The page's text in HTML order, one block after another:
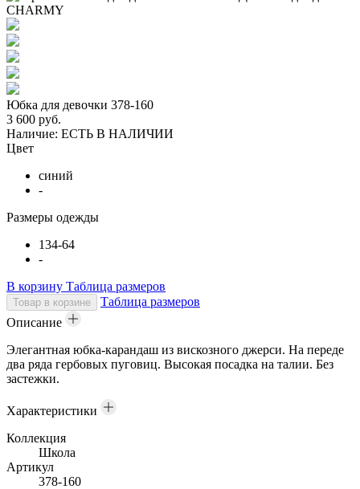
Юбка для девочки 378-160
3 600 руб.
Наличие: ЕСТЬ В НАЛИЧИИ
Цвет
синий
-
Размеры одежды
134-64
-
В корзину Таблица размеров
Товар в корзине
Таблица размеров
Описание
Элегантная юбка-карандаш из вискозного джерси. На переде
два ряда гербовых пуговиц. Высокая посадка на талии. Без
застежки.
Характеристики
Коллекция
Школа
Артикул
378-160